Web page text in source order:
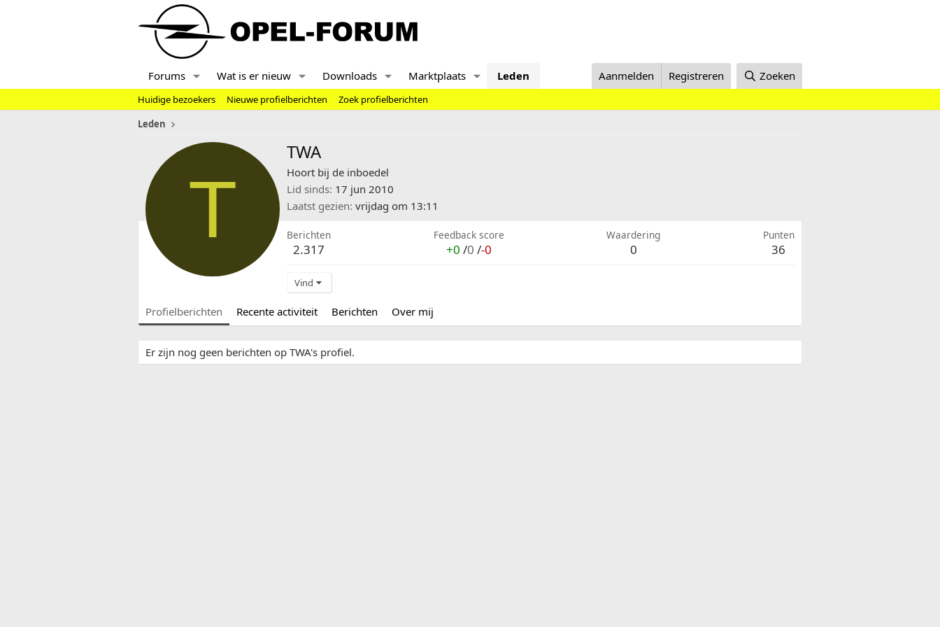
Forums Wat is er nieuw Downloads Marktplaats Leden Aanmelden Registreren Zoeken
Huidige bezoekers Nieuwe profielberichten
Zoek profielberichten
Leden
T
TWA
Hoort bij de inboedel
Lid sinds 17 jun 2010
Laatst gezien vrijdag om 13:11
Berichten
2.317
Feedback score
+0 /0 /-0
Waardering
0
Punten
36
Vind
Profielberichten Recente activiteit Berichten Over mij
Er zijn nog geen berichten op TWA's profiel.